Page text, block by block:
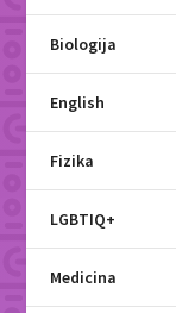
Biologija
English
Fizika
LGBTIQ+
Medicina